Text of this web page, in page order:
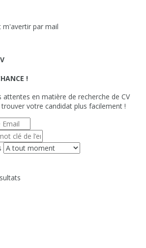
m'avertir par mail
!
attentes en matière de recherche de CV
votre candidat plus facilement !